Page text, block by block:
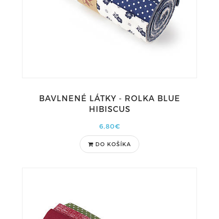
BAVLNENÉ LÁTKY - ROLKA BLUE
HIBISCUS
6,80€
DO KOŠÍKA